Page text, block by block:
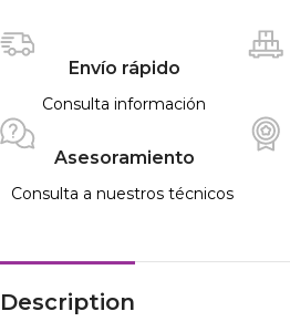
Envío rápido
Consulta información
Asesoramiento
Consulta a nuestros técnicos
Description